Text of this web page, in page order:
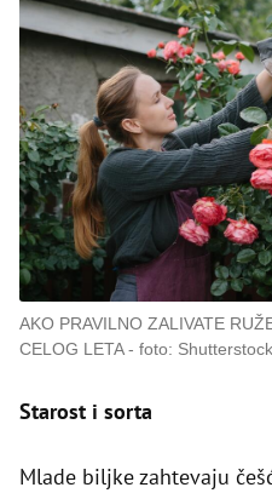
AKO PRAVILNO ZALIVATE
CELOG LETA
foto:
Starost i sorta
Mlade biljke zahtevaju